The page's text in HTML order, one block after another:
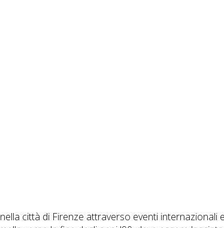
città di Firenze attraverso eventi